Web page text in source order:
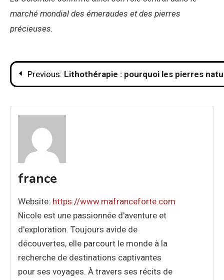
marché mondial des émeraudes et des pierres
précieuses.
Navigation
de
l’article
Previous: Lithothérapie : pourquoi les pierres
france
Website: https://www.mafranceforte.com
Nicole est une passionnée d'aventure et
d'exploration. Toujours avide de
découvertes, elle parcourt le monde à la
recherche de destinations captivantes
pour ses voyages. À travers ses récits de